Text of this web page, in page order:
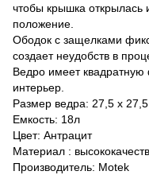
чтобы крышка открылась
положение.
Ободок с защелками
создает неудобств в
Ведро имеет
интерьер.
Размер ведра: 27,5 х
Емкость: 18л
Цвет: Антрацит
Материал :
Производитель: Motek